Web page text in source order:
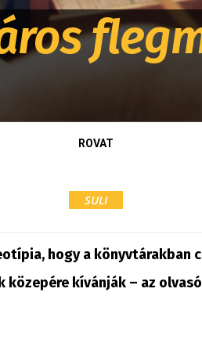
ROVAT
SULI
hogy a könyvtárakban
kívánják – az